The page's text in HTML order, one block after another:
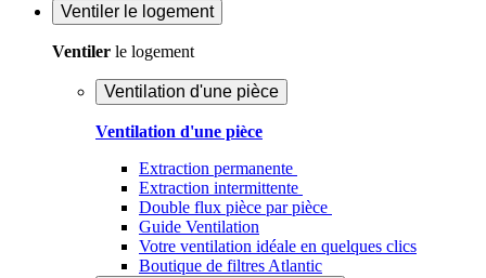
Ventiler le logement
Ventiler le logement
Ventilation d'une pièce
Ventilation d'une pièce
Extraction permanente
Extraction intermittente
Double flux pièce par pièce
Guide Ventilation
Votre ventilation idéale en quelques clics
Boutique de filtres Atlantic